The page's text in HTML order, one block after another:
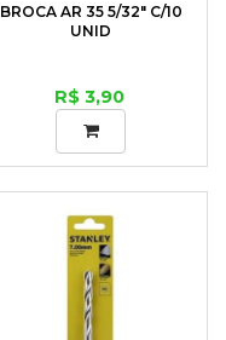
BROCA AR 35 5/32" C/10
UNID
R$ 3,90